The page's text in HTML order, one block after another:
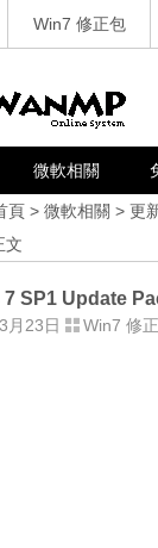
Win7 修正包
微軟相關
頁 > 微軟相關 > 更
文
SP1 Update
月23日 Win7 修